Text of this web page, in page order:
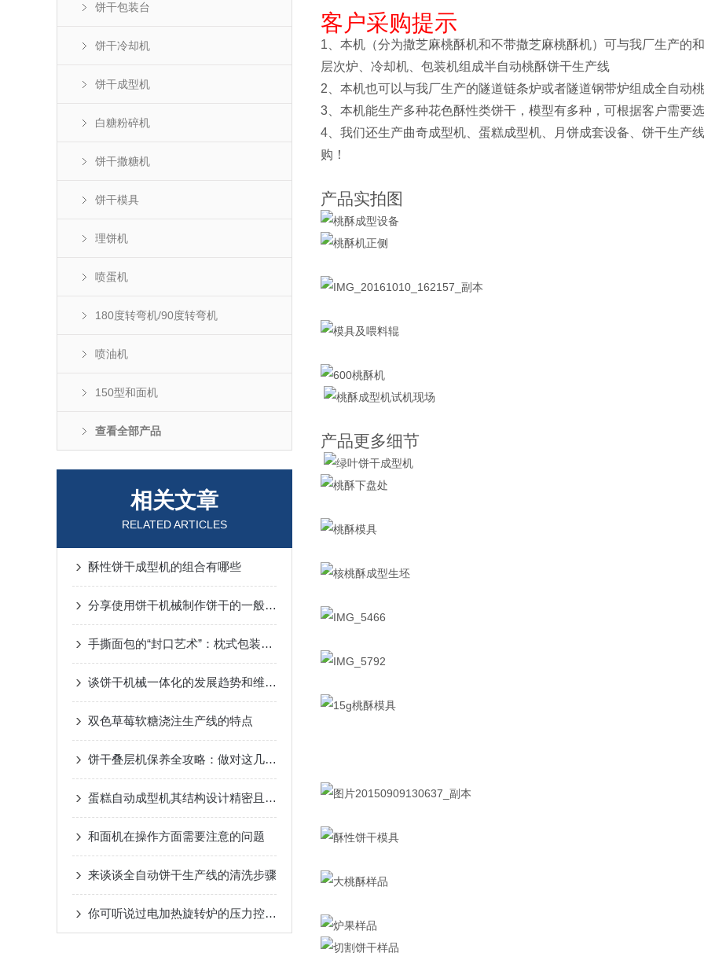
饼干包装台
饼干冷却机
饼干成型机
白糖粉碎机
饼干撒糖机
饼干模具
理饼机
喷蛋机
180度转弯机/90度转弯机
喷油机
150型和面机
查看全部产品
相关文章
RELATED ARTICLES
酥性饼干成型机的组合有哪些
分享使用饼干机械制作饼干的一般流程工艺
手撕面包的“封口艺术”：枕式包装机如何守住烘焙单品的品质底线
谈饼干机械一体化的发展趋势和维护原则
双色草莓软糖浇注生产线的特点
饼干叠层机保养全攻略：做对这几步，设备稳跑少出故障！
蛋糕自动成型机其结构设计精密且功能多样
和面机在操作方面需要注意的问题
来谈谈全自动饼干生产线的清洗步骤
你可听说过电加热旋转炉的压力控制系统
客户采购提示
1、本机（分为撒芝麻桃酥机和不带撒芝麻桃酥机）可与我厂生产的
层次炉、冷却机、包装机组成半自动桃酥饼干生产线
2、本机也可以与我厂生产的隧道链条炉或者隧道钢带炉组成全自动
3、本机能生产多种花色酥性类饼干，模型有多种，可根据客户需要
4、我们还生产曲奇成型机、蛋糕成型机、月饼成套设备、饼干生产
购！
产品实拍图
产品更多细节